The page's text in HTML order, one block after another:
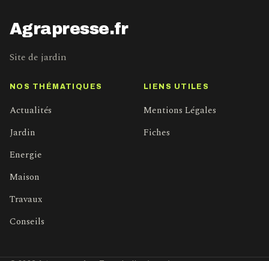
Agrapresse.fr
Site de jardin
NOS THÉMATIQUES
Actualités
Jardin
Energie
Maison
Travaux
Conseils
LIENS UTILES
Mentions Légales
Fiches